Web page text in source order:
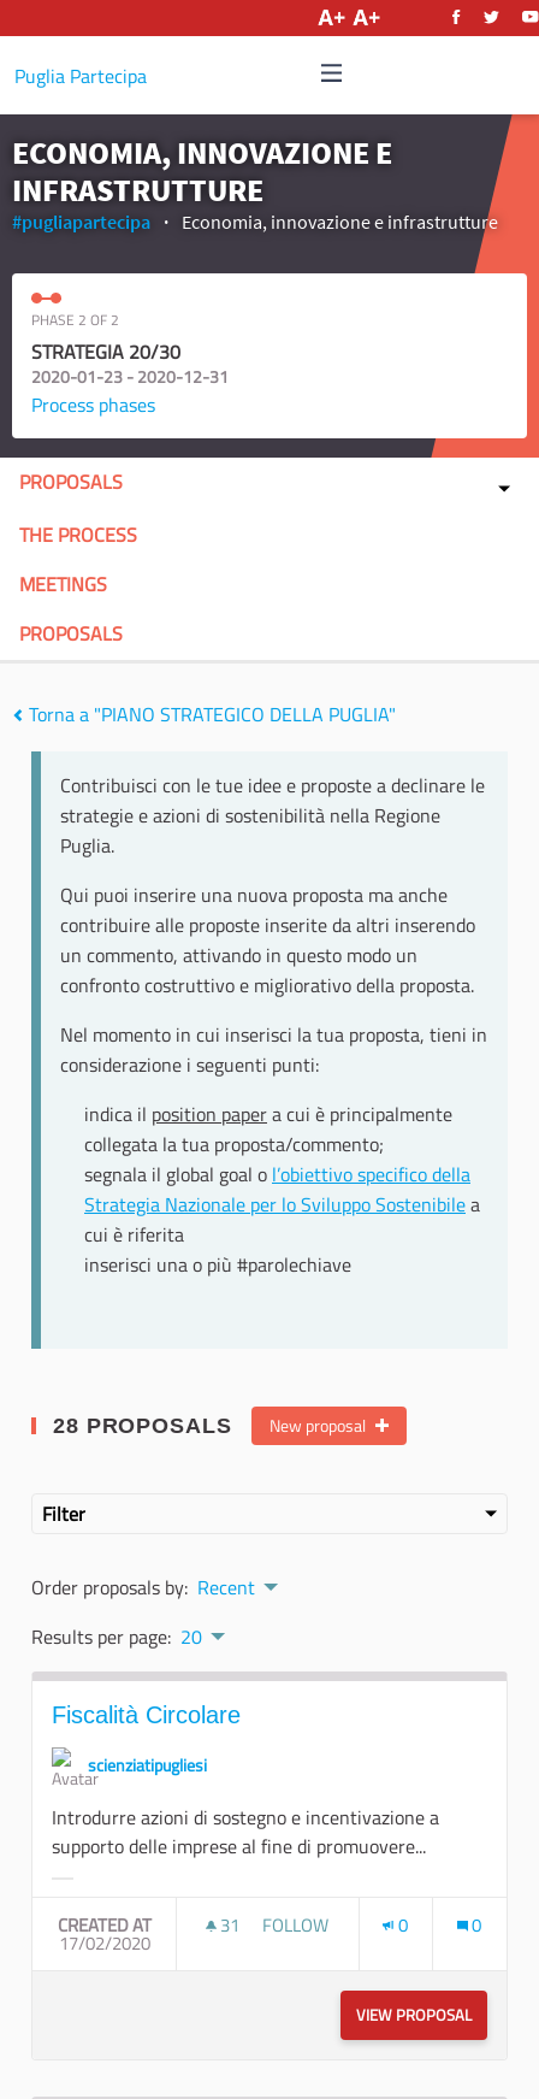
Puglia Partecipa
ECONOMIA, INNOVAZIONE E
INFRASTRUTTURE
#pugliapartecipa Economia, innovazione e infrastrutture
PHASE 2 OF 2
STRATEGIA 20/30
2020-01-23 - 2020-12-31
Process phases
PROPOSALS
THE PROCESS
MEETINGS
PROPOSALS
Torna a "PIANO STRATEGICO DELLA PUGLIA"
Contribuisci con le tue idee e proposte a declinare le
strategie e azioni di sostenibilità nella Regione
Puglia.
Qui puoi inserire una nuova proposta ma anche
contribuire alle proposte inserite da altri inserendo
un commento, attivando in questo modo un
confronto costruttivo e migliorativo della proposta.
Nel momento in cui inserisci la tua proposta, tieni in
considerazione i seguenti punti:
indica il position papera cui è principalmente
collegata la tua proposta/commento;
segnala il global goal o l’obiettivo specifico della
Strategia Nazionale per lo Sviluppo Sostenibilea
cui è riferita
inserisci una o più #parolechiave
28 PROPOSALS New proposal
Filter
Order proposals by: Recent
Results per page: 20
Fiscalità Circolare
scienziatipugliesi
Introdurre azioni di sostegno e incentivazione a
supporto delle imprese al fine di promuovere...
CREATED AT
17/02/2020
31 31 FOLLOWERS
FOLLOW 0 0
VIEW PROPOSAL